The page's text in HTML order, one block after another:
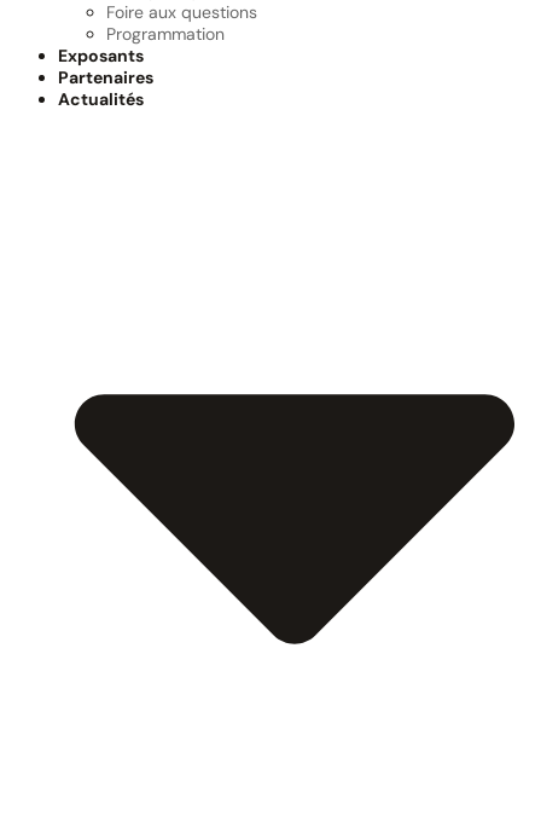
Foire aux questions
Programmation
Exposants
Partenaires
Actualités